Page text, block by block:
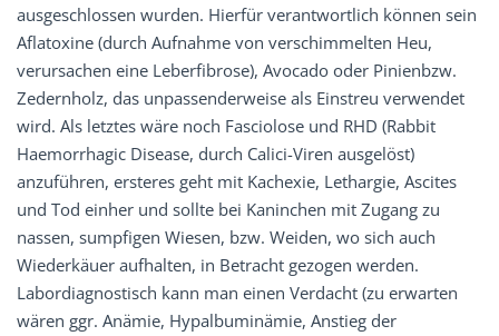
ausgeschlossen wurden. Hierfür verantwortlich können sein
Aflatoxine (durch Aufnahme von verschimmelten Heu,
verursachen eine Leberfibrose), Avocado oder Pinienbzw.
Zedernholz, das unpassenderweise als Einstreu verwendet
wird. Als letztes wäre noch Fasciolose und RHD (Rabbit
Haemorrhagic Disease, durch Calici-Viren ausgelöst)
anzuführen, ersteres geht mit Kachexie, Lethargie, Ascites
und Tod einher und sollte bei Kaninchen mit Zugang zu
nassen, sumpfigen Wiesen, bzw. Weiden, wo sich auch
Wiederkäuer aufhalten, in Betracht gezogen werden.
Labordiagnostisch kann man einen Verdacht (zu erwarten
wären ggr. Anämie, Hypalbuminämie, Anstieg der